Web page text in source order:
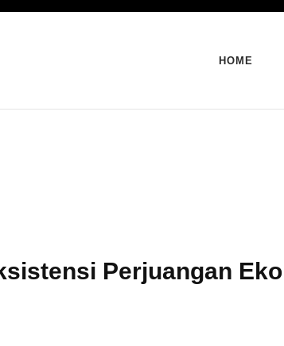
HOME
Perjuangan